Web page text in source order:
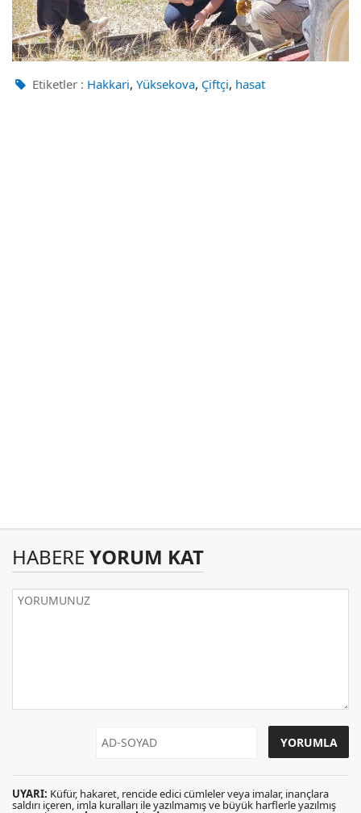
Etiketler : Hakkari, Yüksekova, Çiftçi, hasat
HABERE YORUM KAT
UYARI: Küfür, hakaret, rencide edici cümleler veya imalar, inançlara
saldırı içeren, imla kuralları ile yazılmamış ve büyük harflerle yazılmış